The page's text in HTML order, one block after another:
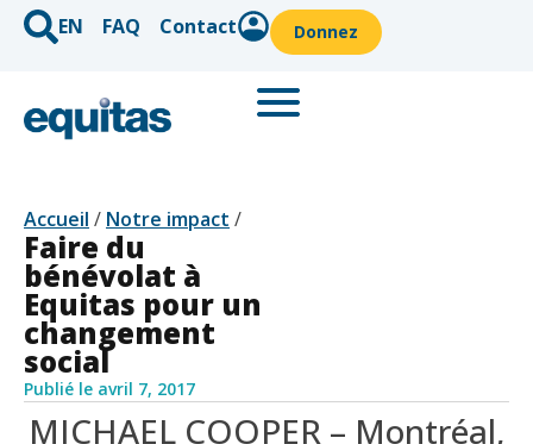
EN FAQ Contact Donnez
Accueil / Notre impact /
Faire du
bénévolat à
Equitas pour un
changement
social
Publié le avril 7, 2017
MICHAEL COOPER – Montréal,